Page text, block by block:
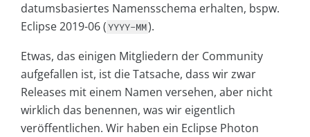
datumsbasiertes Namensschema erhalten, bspw.
Eclipse 2019-06 (YYYY-MM).
Etwas, das einigen Mitgliedern der Community
aufgefallen ist, ist die Tatsache, dass wir zwar
Releases mit einem Namen versehen, aber nicht
wirklich das benennen, was wir eigentlich
veröffentlichen. Wir haben ein Eclipse Photon